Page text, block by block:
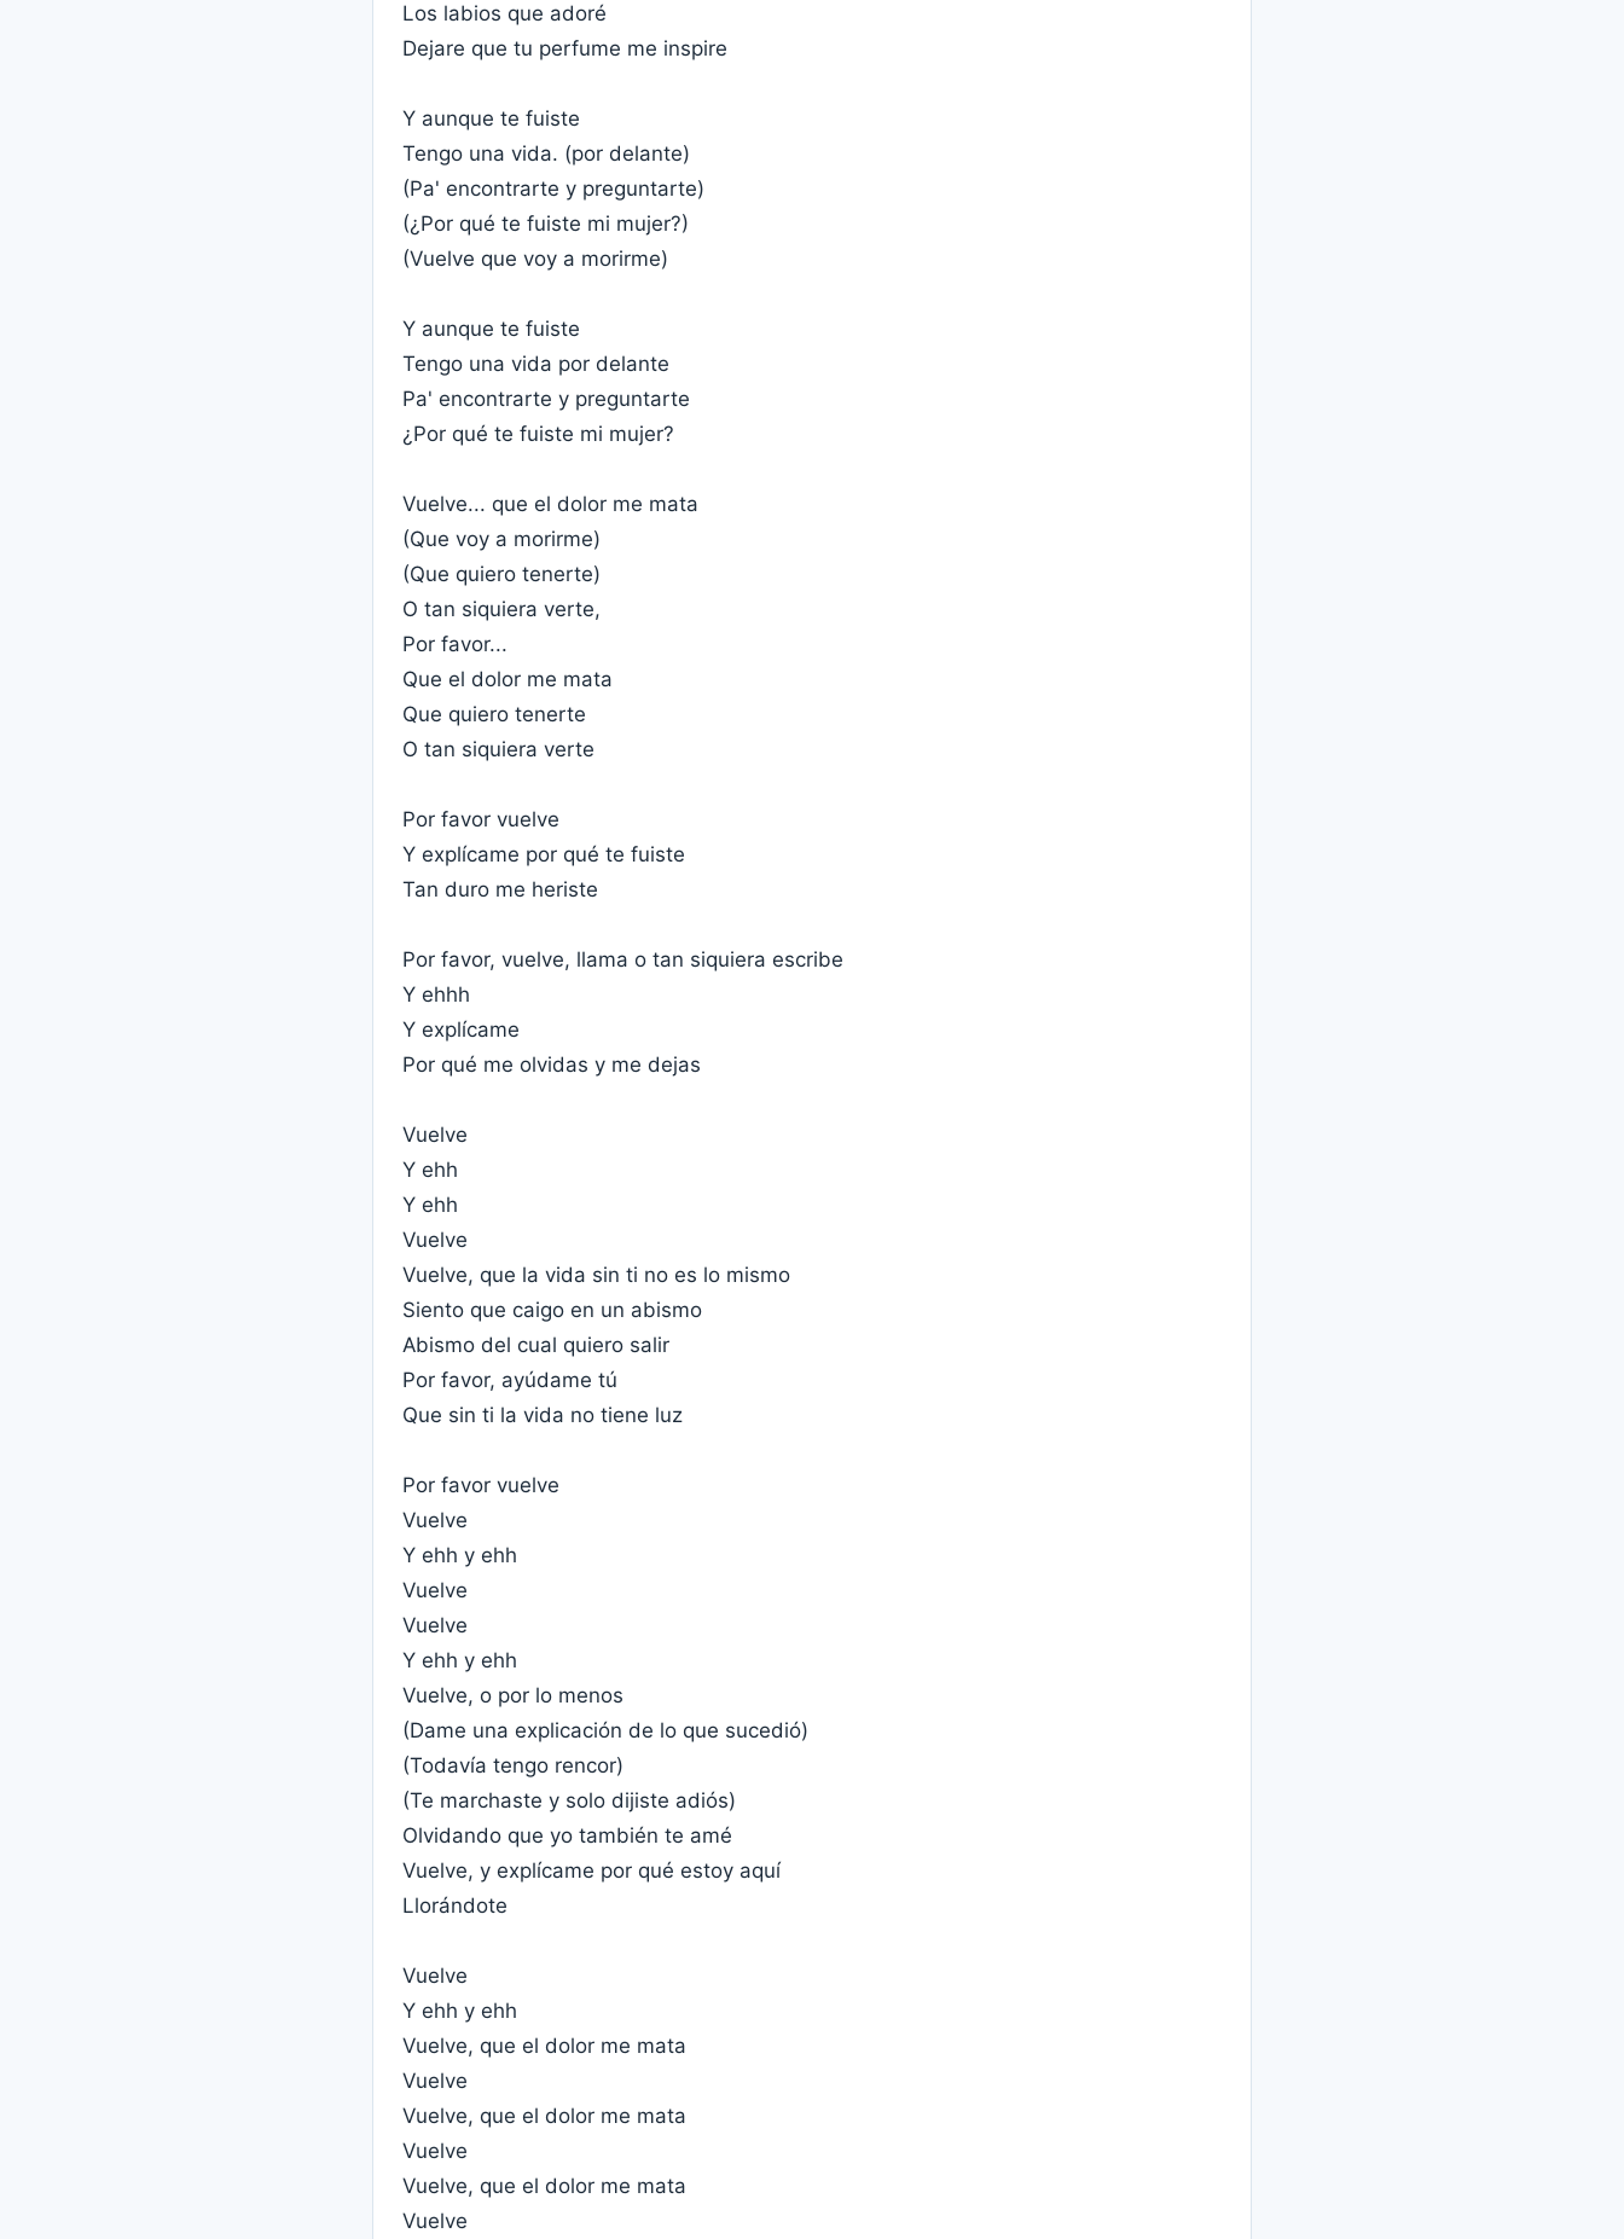
Los labios que adoré
Dejare que tu perfume me inspire
Y aunque te fuiste
Tengo una vida. (por delante)
(Pa' encontrarte y preguntarte)
(¿Por qué te fuiste mi mujer?)
(Vuelve que voy a morirme)
Y aunque te fuiste
Tengo una vida por delante
Pa' encontrarte y preguntarte
¿Por qué te fuiste mi mujer?
Vuelve... que el dolor me mata
(Que voy a morirme)
(Que quiero tenerte)
O tan siquiera verte,
Por favor...
Que el dolor me mata
Que quiero tenerte
O tan siquiera verte
Por favor vuelve
Y explícame por qué te fuiste
Tan duro me heriste
Por favor, vuelve, llama o tan siquiera escribe
Y ehhh
Y explícame
Por qué me olvidas y me dejas
Vuelve
Y ehh
Y ehh
Vuelve
Vuelve, que la vida sin ti no es lo mismo
Siento que caigo en un abismo
Abismo del cual quiero salir
Por favor, ayúdame tú
Que sin ti la vida no tiene luz
Por favor vuelve
Vuelve
Y ehh y ehh
Vuelve
Vuelve
Y ehh y ehh
Vuelve, o por lo menos
(Dame una explicación de lo que sucedió)
(Todavía tengo rencor)
(Te marchaste y solo dijiste adiós)
Olvidando que yo también te amé
Vuelve, y explícame por qué estoy aquí
Llorándote
Vuelve
Y ehh y ehh
Vuelve, que el dolor me mata
Vuelve
Vuelve, que el dolor me mata
Vuelve
Vuelve, que el dolor me mata
Vuelve